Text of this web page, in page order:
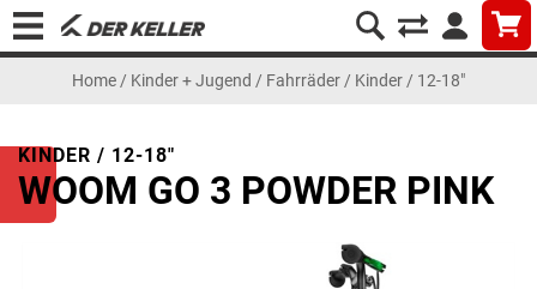
Home / Kinder + Jugend / Fahrräder / Kinder / 12-18"
KINDER / 12-18"
WOOM GO 3 POWDER PINK